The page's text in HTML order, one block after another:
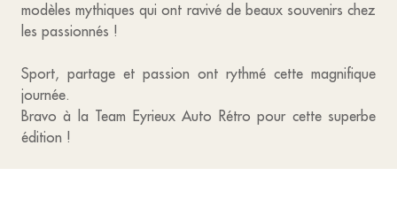
modèles mythiques qui ont ravivé de beaux souvenirs chez
les passionnés !
Sport, partage et passion ont rythmé cette magnifique
journée.
Bravo à la Team Eyrieux Auto Rétro pour cette superbe
édition !